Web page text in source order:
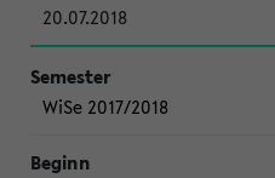
20.07.2018
WiSe 2017/2018